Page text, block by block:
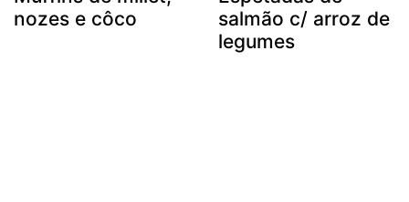
nozes e côco
salmão c/ arroz de
legumes